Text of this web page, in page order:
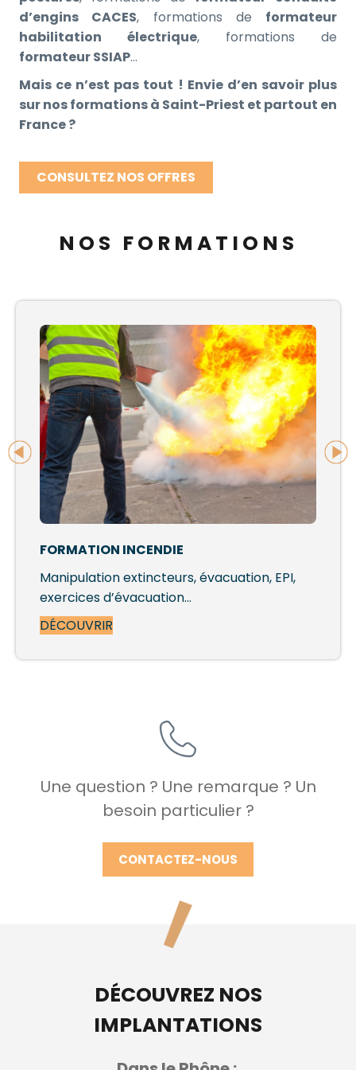
d’engins CACES, formations de formateur
habilitation électrique, formations de
formateur SSIAP…
Mais ce n’est pas tout ! Envie d’en savoir plus
sur nos formations à Saint-Priest et partout en
France ?
CONSULTEZ NOS OFFRES
NOS FORMATIONS
FORMATION INCENDIE
Manipulation extincteurs, évacuation, EPI,
exercices d’évacuation…
DÉCOUVRIR
Une question ? Une remarque ? Un
besoin particulier ?
CONTACTEZ-NOUS
DÉCOUVREZ NOS
IMPLANTATIONS